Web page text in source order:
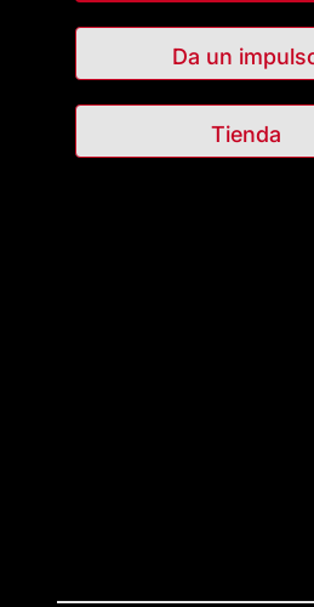
Da un
Tienda